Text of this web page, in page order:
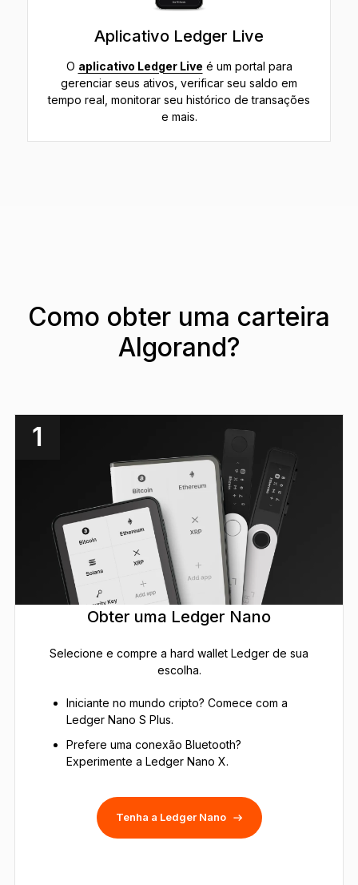
Aplicativo Ledger Live
O aplicativo Ledger Live é um portal para
gerenciar seus ativos, verificar seu saldo em
tempo real, monitorar seu histórico de transações
e mais.
Como obter uma carteira
Algorand?
1
Obter uma Ledger Nano
Selecione e compre a hard wallet Ledger de sua
escolha.
Iniciante no mundo cripto? Comece com a
Ledger Nano S Plus.
Prefere uma conexão Bluetooth?
Experimente a Ledger Nano X.
Tenha a Ledger Nano